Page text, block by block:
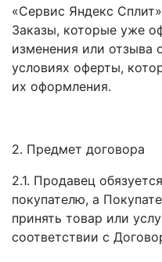
«Сервис Яндекс
Заказы, которые уже
изменения или отзыва
условиях оферты,
их оформления.
2. Предмет договора
2.1. Продавец
покупателю, а
принять товар или
соответствии с